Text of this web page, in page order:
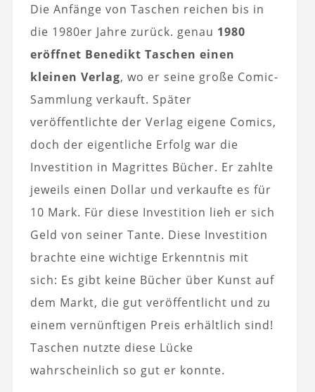
Die Anfänge von Taschen reichen bis in
die 1980er Jahre zurück. genau 1980
eröffnet Benedikt Taschen einen
kleinen Verlag, wo er seine große Comic-
Sammlung verkauft. Später
veröffentlichte der Verlag eigene Comics,
doch der eigentliche Erfolg war die
Investition in Magrittes Bücher. Er zahlte
jeweils einen Dollar und verkaufte es für
10 Mark. Für diese Investition lieh er sich
Geld von seiner Tante. Diese Investition
brachte eine wichtige Erkenntnis mit
sich: Es gibt keine Bücher über Kunst auf
dem Markt, die gut veröffentlicht und zu
einem vernünftigen Preis erhältlich sind!
Taschen nutzte diese Lücke
wahrscheinlich so gut er konnte.